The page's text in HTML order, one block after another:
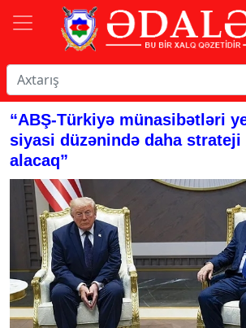
“ABŞ-Türkiyə münasibətləri
siyasi düzənində daha strateji
alacaq”